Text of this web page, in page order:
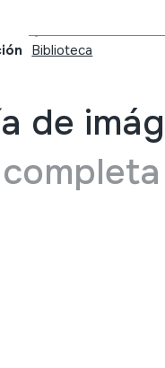
Biblioteca
de